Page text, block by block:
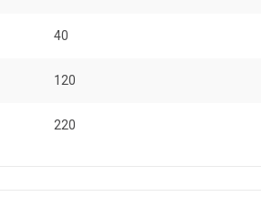
40
120
220